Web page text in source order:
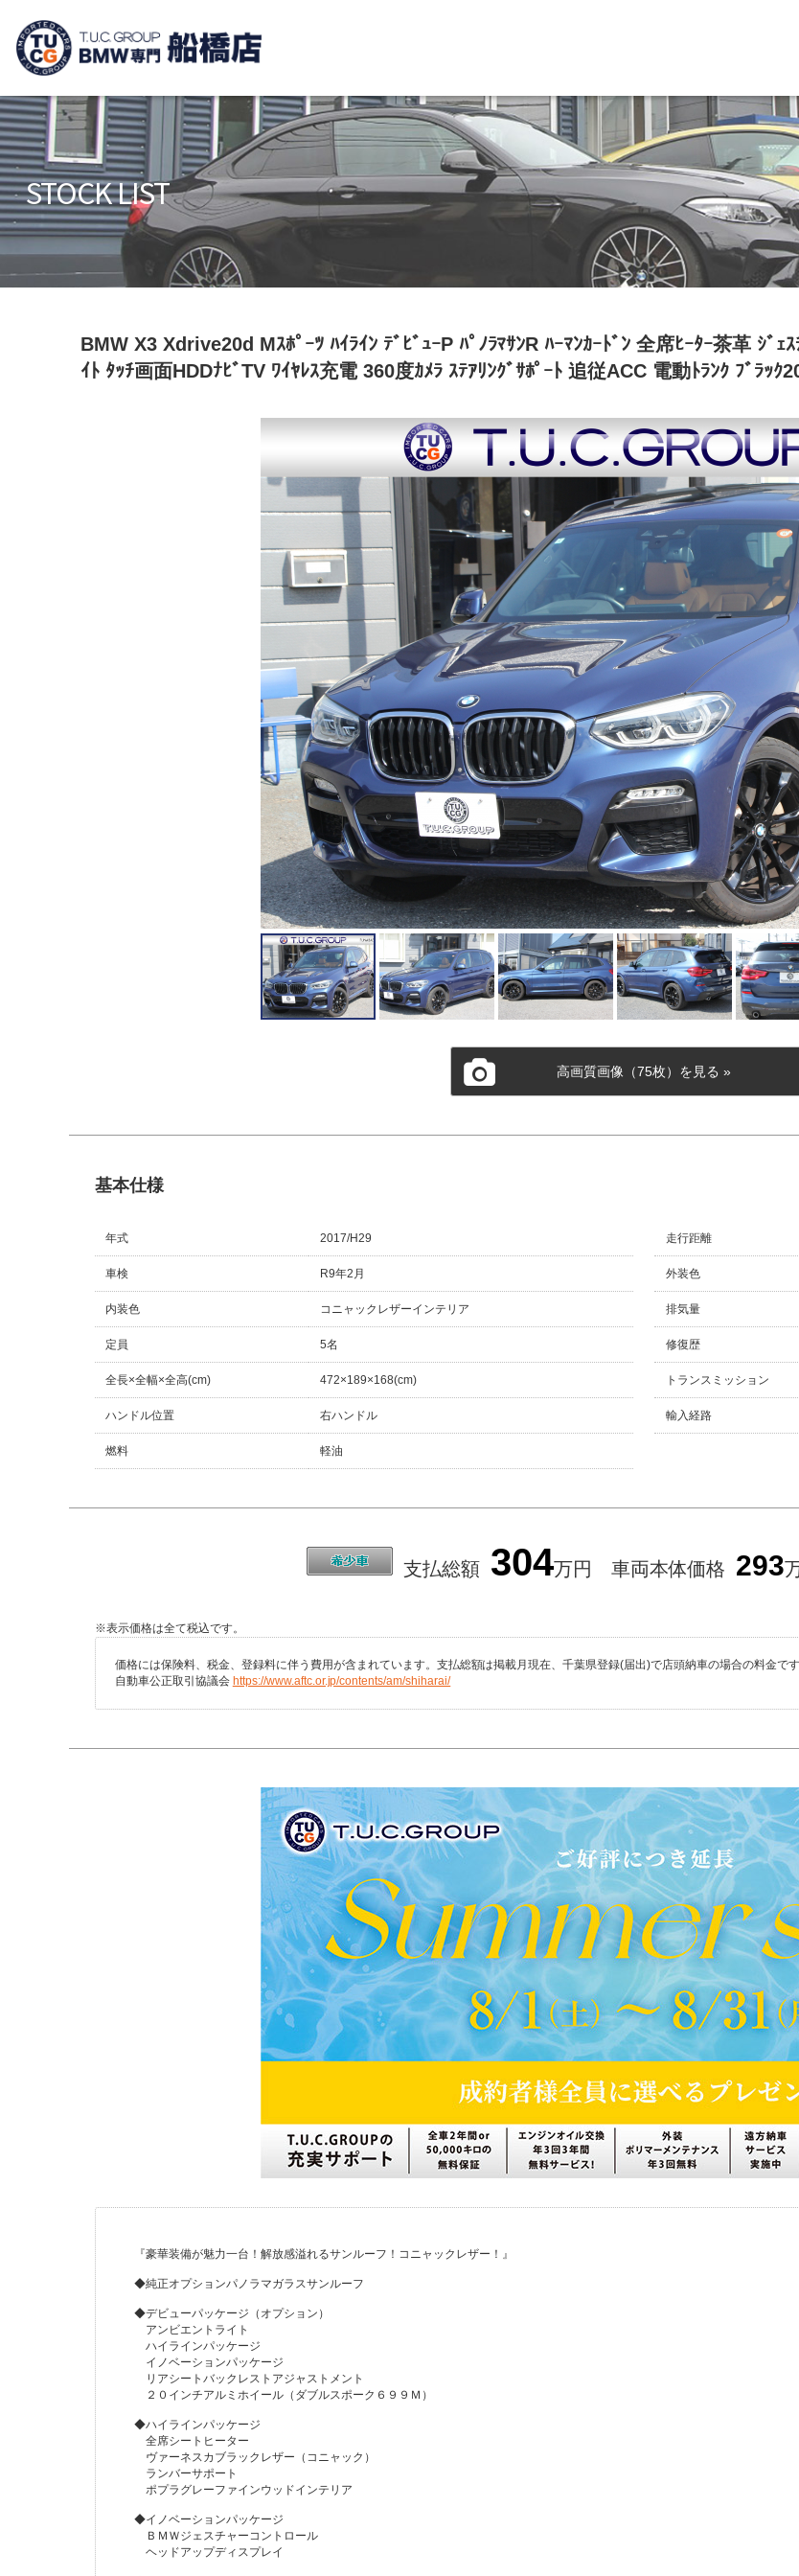
ニュース
News and Topics
在庫リスト
Stock list
目玉車両一覧
Features Stock list
保証＆サービス
Warranty and Serivce
アクセスマップ
Access map
全国納車
Delivery service
特別作業について 買取無料査定
TUCとは？
What's TUC
リクルート
Recruit
納車blog
User's voice
STOCK LIST
BMW X3 Xdrive20d Mｽﾎﾟｰﾂ ﾊｲﾗｲﾝ ﾃﾞﾋﾞｭｰP ﾊﾟﾉﾗﾏｻﾝR ﾊｰﾏﾝｶｰﾄﾞﾝ 全席ﾋｰﾀｰ茶革 ｼﾞｪ
ｲﾄ ﾀｯﾁ画面HDDﾅﾋﾞTV ﾜｲﾔﾚｽ充電 360度ｶﾒﾗ ｽﾃｱﾘﾝｸﾞｻﾎﾟｰﾄ 追従ACC 電動ﾄﾗﾝｸ ﾌﾞﾗｯｸ
高画質画像（75枚）を見る »
基本仕様
年式 2017/H29 走行距離
車検 R9年2月 外装色
内装色 コニャックレザーインテリア 排気量
定員 5名 修復歴
全長×全幅×全高(cm) 472×189×168(cm) トランスミッション
ハンドル位置 右ハンドル 輸入経路
燃料 軽油
支払総額 304万円 車両本体価格 293
※表示価格は全て税込です。
価格には保険料、税金、登録料に伴う費用が含まれています。支払総額は掲載月現在、千葉県登録(届出)で店頭納車の場合の料金で
自動車公正取引協議会 https://www.aftc.or.jp/contents/am/shiharai/
『豪華装備が魅力一台！解放感溢れるサンルーフ！コニャックレザー！』
◆純正オプションパノラマガラスサンルーフ
◆デビューパッケージ（オプション）
アンビエントライト
ハイラインパッケージ
イノベーションパッケージ
リアシートバックレストアジャストメント
２０インチアルミホイール（ダブルスポーク６９９Ｍ）
◆ハイラインパッケージ
全席シートヒーター
ヴァーネスカブラックレザー（コニャック）
ランバーサポート
ポプラグレーファインウッドインテリア
◆イノベーションパッケージ
ＢＭＷジェスチャーコントロール
ヘッドアップディスプレイ